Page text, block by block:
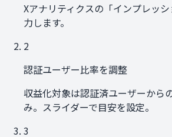
Xアナリティクスの「インプレッ
力します。
2
認証ユーザー比率を調整
収益化対象は認証済ユーザーから
み。スライダーで目安を設定。
3